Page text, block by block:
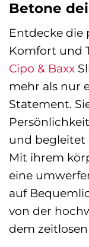
Betone
Entdecke die
Komfort und
Cipo & Baxx
mehr als nur
Statement.
und begleitet
Mit ihrem
eine
auf
von der
dem